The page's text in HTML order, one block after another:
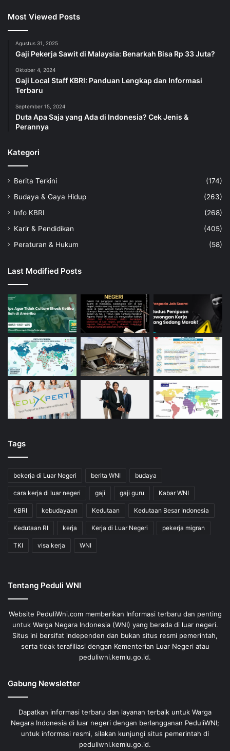
Most Viewed Posts
Agustus 31, 2025
Gaji Pekerja Sawit di Malaysia: Benarkah Bisa Rp 33 Juta?
Oktober 4, 2024
Gaji Local Staff KBRI: Panduan Lengkap dan Informasi
Terbaru
September 15, 2024
Duta Apa Saja yang Ada di Indonesia? Cek Jenis &
Perannya
Kategori
Berita Terkini
(174)
Budaya & Gaya Hidup
(263)
Info KBRI
(268)
Karir & Pendidikan
(405)
Peraturan & Hukum
(58)
Last Modified Posts
Tags
bekerja di Luar Negeri berita WNI budaya
cara kerja di luar negeri gaji gaji guru Kabar WNI
KBRI kebudayaan Kedutaan Kedutaan Besar Indonesia
Kedutaan RI kerja Kerja di Luar Negeri pekerja migran
TKI visa kerja WNI
Tentang Peduli WNI
Website PeduliWni.com memberikan Informasi terbaru dan penting
untuk Warga Negara Indonesia (WNI) yang berada di luar negeri.
Situs ini bersifat independen dan bukan situs resmi pemerintah,
serta tidak terafiliasi dengan Kementerian Luar Negeri atau
peduliwni.kemlu.go.id.
Gabung Newsletter
Dapatkan informasi terbaru dan layanan terbaik untuk Warga
Negara Indonesia di luar negeri dengan berlangganan PeduliWNI;
untuk informasi resmi, silakan kunjungi situs pemerintah di
peduliwni.kemlu.go.id.